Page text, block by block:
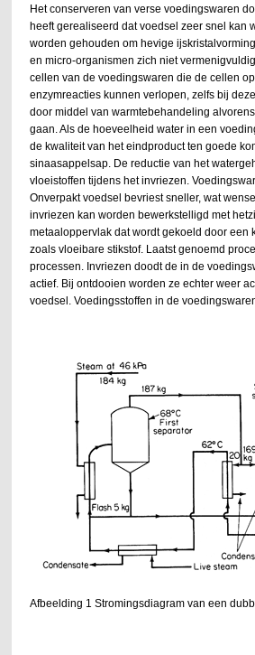
Het conserveren van verse voedingswaren
heeft gerealiseerd dat voedsel zeer snel kan
worden gehouden om hevige
en micro-organismen zich niet
cellen van de voedingswaren die de cellen
enzymreacties kunnen verlopen, zelfs bij
door middel van warmtebehandeling
gaan. Als de hoeveelheid water in een
de kwaliteit van het eindproduct ten goede
sinaasappelsap. De reductie van het
vloeistoffen tijdens het invriezen.
Onverpakt voedsel bevriest sneller, wat
invriezen kan worden bewerkstelligd met
metaaloppervlak dat wordt gekoeld door
zoals vloeibare stikstof. Laatst genoemd
processen. Invriezen doodt de in de
actief. Bij ontdooien worden ze echter weer
voedsel. Voedingsstoffen in de
Afbeelding 1 Stromingsdiagram van een